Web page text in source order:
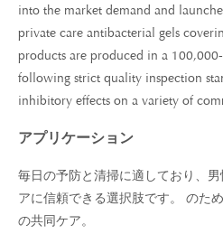
into the market demand and
private care antibacterial gels
products are produced in a
following strict quality inspection
inhibitory effects on a variety of
アプリケーション
毎日の予防と清掃に適しており、
アに信頼できる選択肢です。 のた
の共同ケア。